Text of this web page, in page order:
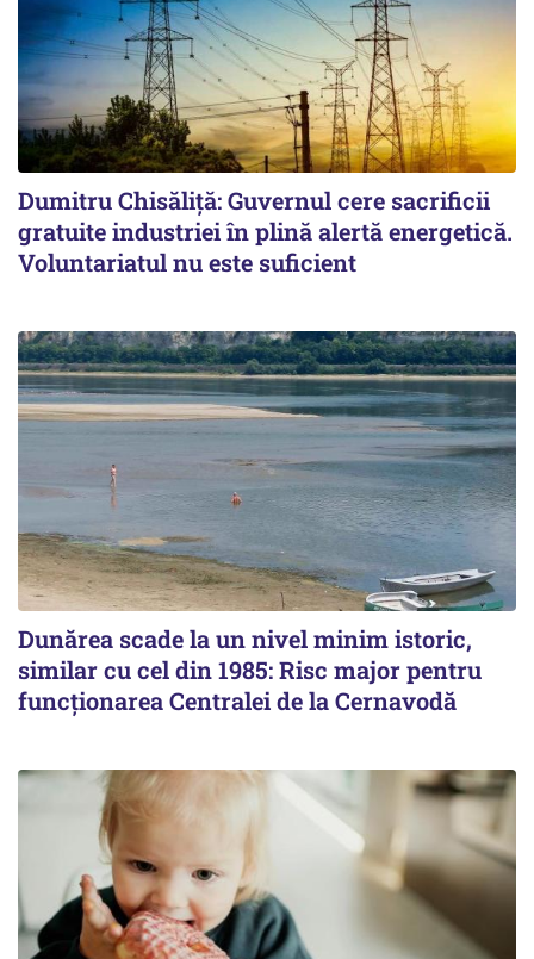
Dumitru Chisăliță: Guvernul cere sacrificii
gratuite industriei în plină alertă energetică.
Voluntariatul nu este suficient
Dunărea scade la un nivel minim istoric,
similar cu cel din 1985: Risc major pentru
funcționarea Centralei de la Cernavodă